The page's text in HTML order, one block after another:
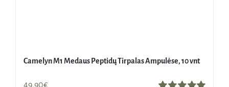
Camelyn M1 Medaus Peptidų Tirpalas Ampulėse, 10 vnt
49,90€